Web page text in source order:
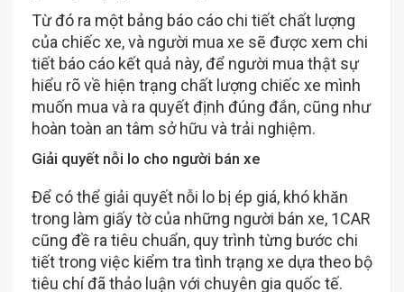
Từ đó ra một bảng báo cáo chi tiết chất lượng
của chiếc xe, và người mua xe sẽ được xem chi
tiết báo cáo kết quả này, để người mua thật sự
hiểu rõ về hiện trạng chất lượng chiếc xe mình
muốn mua và ra quyết định đúng đắn, cũng như
hoàn toàn an tâm sở hữu và trải nghiệm.
Giải quyết nỗi lo cho người bán xe
Để có thể giải quyết nỗi lo bị ép giá, khó khăn
trong làm giấy tờ của những người bán xe, 1CAR
cũng đề ra tiêu chuẩn, quy trình từng bước chi
tiết trong việc kiểm tra tình trạng xe dựa theo bộ
tiêu chí đã thảo luận với chuyên gia quốc tế.